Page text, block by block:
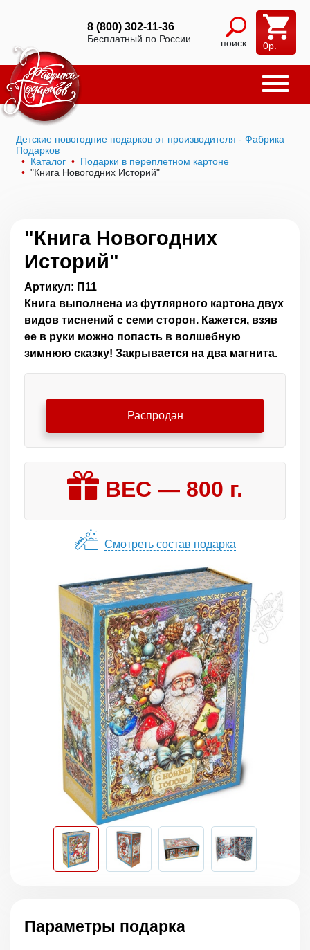
8 (800) 302-11-36
Бесплатный по России поиск 0р.
Детские новогодние подарков от производителя - Фабрика
Подарков
Каталог
Подарки в переплетном картоне
"Книга Новогодних Историй"
"Книга Новогодних
Историй"
Артикул: П11
Книга выполнена из футлярного картона двух
видов тиснений с семи сторон. Кажется, взяв
ее в руки можно попасть в волшебную
зимнюю сказку! Закрывается на два магнита.
Распродан
ВЕС — 800 г.
Смотреть состав подарка
Параметры подарка